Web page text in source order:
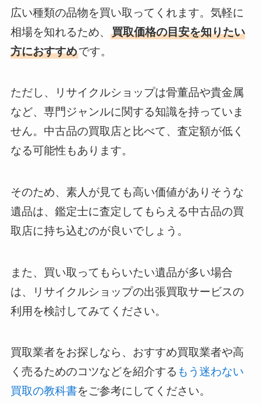
広い種類の品物を買い取ってくれます。気軽に
相場を知れるため、 買取価格の目安を知りたい
方におすすめです。
ただし、リサイクルショップは骨董品や貴金属
など、専門ジャンルに関する知識を持っていま
せん。中古品の買取店と比べて、査定額が低く
なる可能性もあります。
そのため、素人が見ても高い価値がありそうな
遺品は、鑑定士に査定してもらえる中古品の買
取店に持ち込むのが良いでしょう。
また、買い取ってもらいたい遺品が多い場合
は、リサイクルショップの出張買取サービスの
利用を検討してみてください。
買取業者をお探しなら、おすすめ買取業者や高
く売るためのコツなどを紹介する もう迷わない
買取の教科書をご参考にしてください。